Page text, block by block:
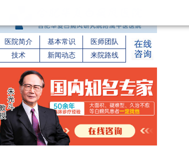
医院简介 基本常识
医师团队
技术
新闻动态 来院路线